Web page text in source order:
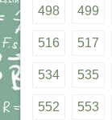
498 499
516 517
534 535
552 553